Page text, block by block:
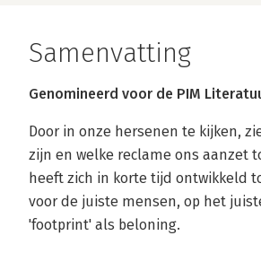
Samenvatting
Genomineerd voor de PIM
Door in onze hersenen te kijken,
zijn en welke reclame ons aanzet
heeft zich in korte tijd ontwikkeld
voor de juiste mensen, op het
'footprint' als beloning.